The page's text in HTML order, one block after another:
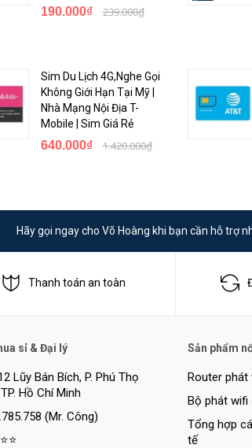
mua hàng.
đa 8 sim). Nhưng khi sử dụng chỉ sử dụng 1
bên dưới để được hỗ trợ.
190.000₫ 239.000₫
Sim Du Lịch 4G,Nghe Gọi
Không Giới Hạn Tại Mỹ |
Nhà Mạng Nội Địa T-
Mobile | Sim Giá Rẻ
640.000₫ 1.420.000₫
Hãy gọi ngay cho Võ Hoàng khi bạn cần hỗ trợ
Thanh toán an toàn
sỉ & Đại lý
Lũy Bán Bích, P. Phú Thọ
Hồ Chí Minh
(Mr. Công)
Sản phẩm
Router phát
Bộ phát wifi
Tổng hợp
tế